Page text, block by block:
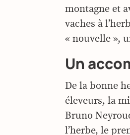
montagne et
vaches à
« nouvelle »,
Un
De la bonne
éleveurs, la
Bruno
l’herbe, le